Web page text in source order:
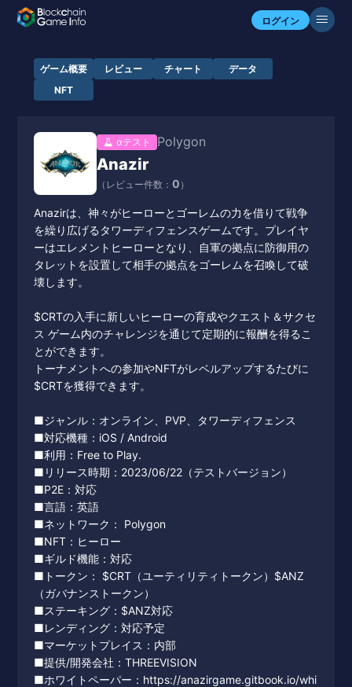
ログイン
ゲーム概要 レビュー チャート
データ
NFT
αテスト Polygon
Anazir
（レビュー件数： 0 ）
Anazirは、神々がヒーローとゴーレムの力を借りて戦争
を繰り広げるタワーディフェンスゲームです。プレイヤ
ーはエレメントヒーローとなり、自軍の拠点に防御用の
タレットを設置して相手の拠点をゴーレムを召喚して破
壊します。
$CRTの入手に新しいヒーローの育成やクエスト＆サクセ
ス ゲーム内のチャレンジを通じて定期的に報酬を得るこ
とができます。
トーナメントへの参加やNFTがレベルアップするたびに
$CRTを獲得できます。
■ジャンル：オンライン、PVP、タワーディフェンス
■対応機種：iOS / Android
■利用：Free to Play.
■リリース時期：2023/06/22（テストバージョン）
■P2E：対応
■言語：英語
■ネットワーク： Polygon
■NFT：ヒーロー
■ギルド機能：対応
■トークン： $CRT（ユーティリティトークン）$ANZ
（ガバナンストークン）
■ステーキング：$ANZ対応
■レンディング：対応予定
■マーケットプレイス：内部
■提供/開発会社：THREEVISION
■ホワイトペーパー：https://anazirgame.gitbook.io/whi